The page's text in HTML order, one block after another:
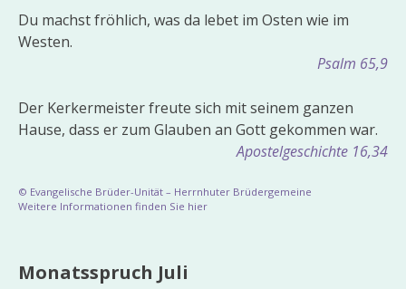
Du machst fröhlich, was da lebet im Osten wie im
Westen.
Psalm 65,9
Der Kerkermeister freute sich mit seinem ganzen
Hause, dass er zum Glauben an Gott gekommen war.
Apostelgeschichte 16,34
© Evangelische Brüder-Unität – Herrnhuter Brüdergemeine
Weitere Informationen finden Sie hier
Monatsspruch Juli